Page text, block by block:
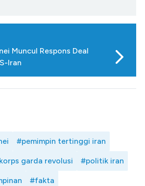
Muncul Respons Deal
Iran
#pemimpin tertinggi iran
garda revolusi #politik iran
#fakta